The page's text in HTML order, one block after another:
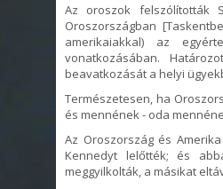
Az oroszok felszólították
Oroszországban
amerikaiakkal) az
vonatkozásában.
beavatkozását a helyi
Természetesen, ha
és mennének - oda
Az Oroszország és
Kennedyt lelőtték; és
meggyilkolták, a másikat